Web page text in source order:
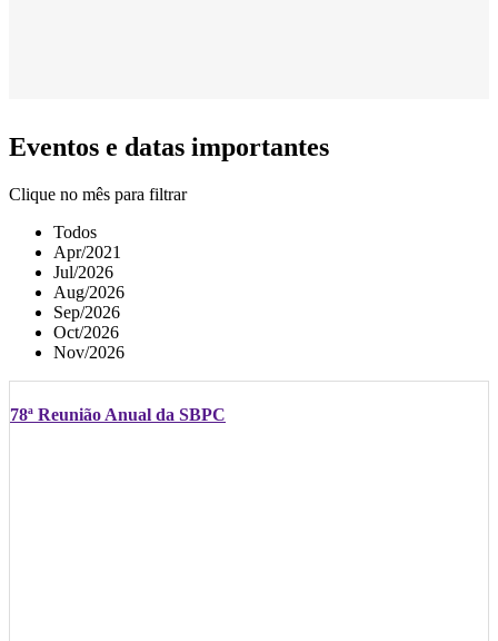
Eventos e datas importantes
Clique no mês para filtrar
Todos
Apr/2021
Jul/2026
Aug/2026
Sep/2026
Oct/2026
Nov/2026
78ª Reunião Anual da SBPC